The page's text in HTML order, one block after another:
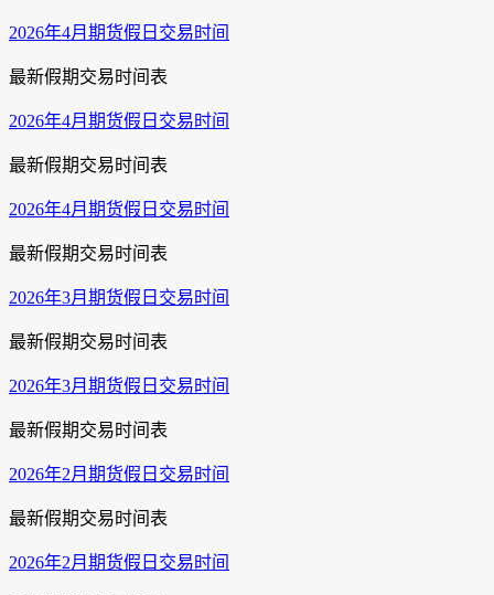
2026年4月期货假日交易时间
最新假期交易时间表
2026年4月期货假日交易时间
最新假期交易时间表
2026年4月期货假日交易时间
最新假期交易时间表
2026年3月期货假日交易时间
最新假期交易时间表
2026年3月期货假日交易时间
最新假期交易时间表
2026年2月期货假日交易时间
最新假期交易时间表
2026年2月期货假日交易时间